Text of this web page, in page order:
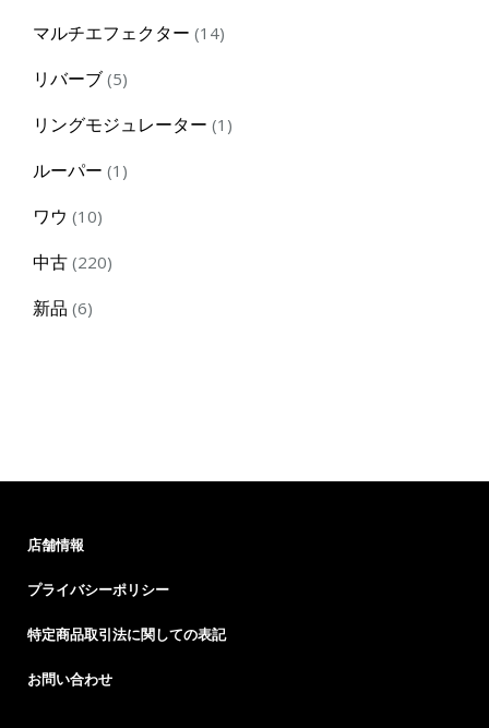
マルチエフェクター 1414
リバーブ 55
リングモジュレーター 1 1
ルーパー 1 1
ワウ 1010
中古 220220
新品 66
店舗情報
プライバシーポリシー
特定商品取引法に関しての表記
お問い合わせ